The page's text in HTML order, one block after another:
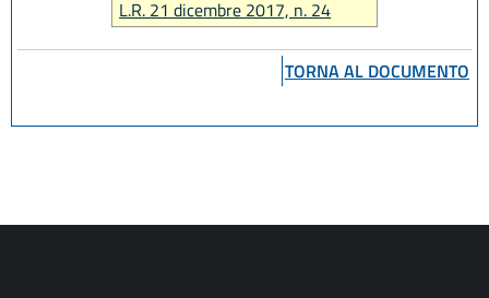
L.R. 21 dicembre 2017, n. 24
TORNA AL DOCUMENTO